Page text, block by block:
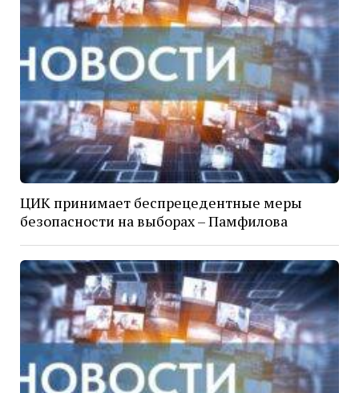
ЦИК принимает беспрецедентные меры
безопасности на выборах – Памфилова